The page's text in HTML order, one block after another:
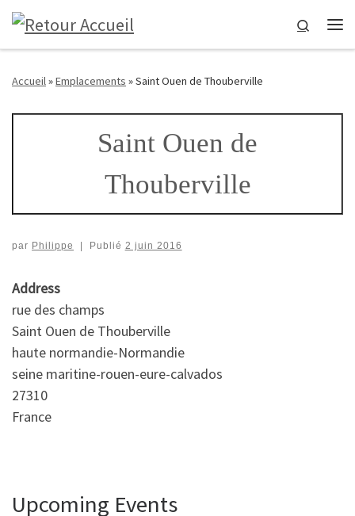
Passer au contenu
Search
Accueil»Emplacements »Saint Ouen de Thouberville
Saint Ouen de
Thouberville
par Philippe Publié 2 juin 2016
Address
rue des champs
Saint Ouen de Thouberville
haute normandie-Normandie
seine maritine-rouen-eure-calvados
27310
France
Upcoming Events